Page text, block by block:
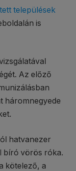
települések
is
Az előző
háromnegyede
hatvanezer
bíró vörös róka.
kötelező, a